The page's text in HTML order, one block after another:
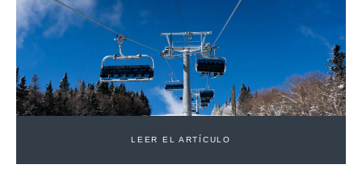
LEER EL ARTÍCULO